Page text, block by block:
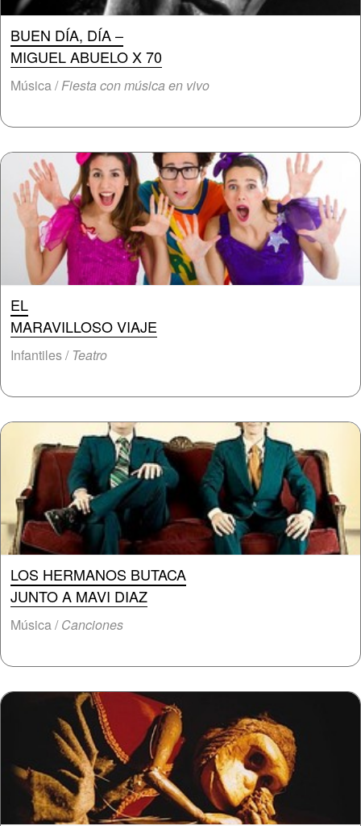
BUEN DÍA, DÍA –
MIGUEL ABUELO X 70
Música /Fiesta con música en vivo
EL
MARAVILLOSO VIAJE
Infantiles / Teatro
LOS HERMANOS BUTACA
JUNTO A MAVI DIAZ
Música /Canciones